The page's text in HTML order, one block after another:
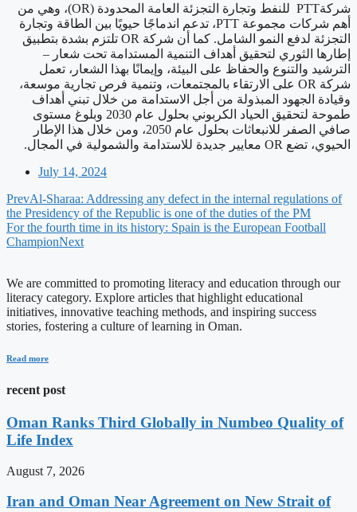
شركةPTT للنفط وتجارة التجزئة العامة المحدودة (OR)، وهي من
أهم شركات مجموعة PTT، تدعم اندماجًا حيويًا بين الطاقة وتجارة
التجزئة لدفع النمو الشامل. كما أن شركة OR تلتزم بشدة بتطبيق
إطارها الثوري لتحقيق أهداف التنمية المستدامة تحت شعار –
الترشيد والتنوع والحفاظ على البيئة، وإيمانًا بهذا الشعار، تعمل
شركة OR على الارتقاء بالمجتمعات، وتنمية فرص تجارية موسعة،
وقيادة الجهود المبذولة من أجل الاستدامة من خلال تبني أهداف
طموحة لتحقيق الحياد الكربوني بحلول عام 2030 وبلوغ مستوى
صافي الصفر للانبعاثات بحلول عام 2050، ومن خلال هذا الإطار
الحيوي، تضع OR معايير جديدة للاستدامة والشمولية في المجال.
July 14, 2024
PrevAl-Sharaa: Addressing any defect in the internal regulations of
the Presidency of the Republic is one of the duties of the PM
For the fourth time in its history: Spain is the European Football
ChampionNext
We are committed to promoting literacy and education through our
literacy category. Explore articles that highlight educational
initiatives, innovative teaching methods, and inspiring success
stories, fostering a culture of learning in Oman.
Read more
recent post
Oman Ranks Third Globally in Numbeo Quality of
Life Index
August 7, 2026
Iran and Oman Near Agreement on New Strait of